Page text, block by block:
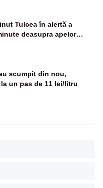
Tulcea în alertă a
deasupra apelor
ridicate două F-16
scumpit din nou,
un pas de 11 lei/litru